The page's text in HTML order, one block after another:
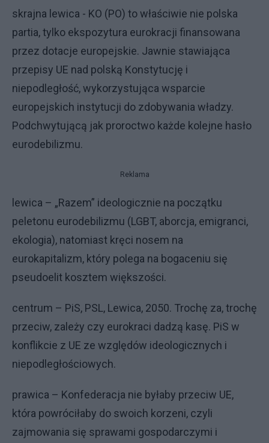
skrajna lewica - KO (PO) to właściwie nie polska
partia, tylko ekspozytura eurokracji finansowana
przez dotacje europejskie. Jawnie stawiająca
przepisy UE nad polską Konstytucję i
niepodległość, wykorzystująca wsparcie
europejskich instytucji do zdobywania władzy.
Podchwytującą jak proroctwo każde kolejne hasło
eurodebilizmu.
Reklama
lewica – „Razem” ideologicznie na początku
peletonu eurodebilizmu (LGBT, aborcja, emigranci,
ekologia), natomiast kręci nosem na
eurokapitalizm, który polega na bogaceniu się
pseudoelit kosztem większości.
centrum – PiS, PSL, Lewica, 2050. Trochę za, trochę
przeciw, zależy czy eurokraci dadzą kasę. PiS w
konflikcie z UE ze względów ideologicznych i
niepodległościowych.
prawica – Konfederacja nie byłaby przeciw UE,
która powróciłaby do swoich korzeni, czyli
zajmowania się sprawami gospodarczymi i